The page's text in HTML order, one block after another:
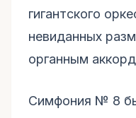
гигантского
невиданных
органным
Симфония № 8